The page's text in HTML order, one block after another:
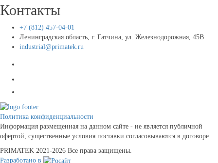
Контакты
+7 (812) 457-04-01
Ленинградская область, г. Гатчина, ул. Железнодорожная, 45В
industrial@primatek.ru
Политика конфиденциальности
Информация размещенная на данном сайте - не является публичной
офертой, существенные условия поставки согласовываются в договоре.
PRIMATEK 2021-2026 Все права защищены.
Разработано в